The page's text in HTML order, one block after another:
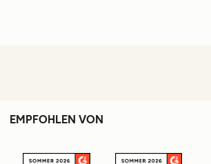
EMPFOHLEN VON